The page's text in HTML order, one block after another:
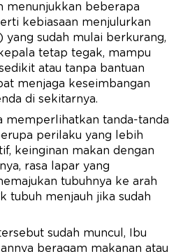
menunjukkan beberapa
kebiasaan menjulurkan
yang sudah mulai berkurang,
tetap tegak, mampu
atau tanpa bantuan
menjaga keseimbangan
di sekitarnya.
memperlihatkan tanda-tanda
perilaku yang lebih
keinginan makan dengan
rasa lapar yang
tubuhnya ke arah
tubuh menjauh jika sudah
sudah muncul, Ibu
beragam makanan atau